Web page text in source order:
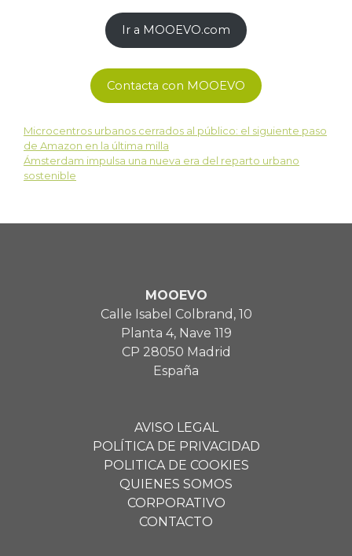
Ir a MOOEVO.com
Contacta con MOOEVO
Microcentros urbanos cerrados al público: el siguiente paso
de Amazon en la última milla
Ámsterdam impulsa una nueva era del reparto urbano
sostenible
MOOEVO
Calle Isabel Colbrand, 10
Planta 4, Nave 119
CP 28050 Madrid
España
AVISO LEGAL
POLÍTICA DE PRIVACIDAD
POLITICA DE COOKIES
QUIENES SOMOS
CORPORATIVO
CONTACTO